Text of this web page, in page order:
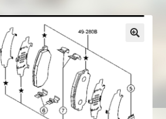
Статьи
Доставка и оплата